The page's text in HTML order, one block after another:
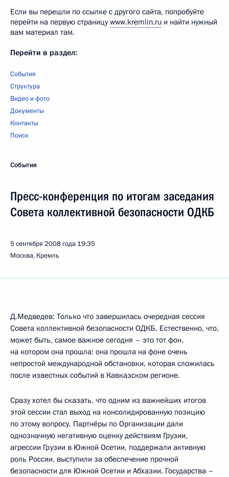
Если вы перешли по ссылке с другого сайта, попробуйте
перейти на первую страницуwww.kremlin.ru и найти нужный
вам материал там.
Перейти в раздел:
События
Структура
Видео и фото
Документы
Контакты
Поиск
События
Пресс-конференция по итогам заседания
Совета коллективной безопасности ОДКБ
5 сентября 2008 года 19:35
Москва, Кремль
Д.Медведев: Только что завершилась очередная сессия
Совета коллективной безопасности ОДКБ. Естественно, что,
может быть, самое важное сегодня – это тот фон,
на котором она прошла: она прошла на фоне очень
непростой международной обстановки, которая сложилась
после известных событий в Кавказском регионе.
Сразу хотел бы сказать, что одним из важнейших итогов
этой сессии стал выход на консолидированную позицию
по этому вопросу. Партнёры по Организации дали
однозначную негативную оценку действиям Грузии,
агрессии Грузии в Южной Осетии, поддержали активную
роль России, выступили за обеспечение прочной
безопасности для Южной Осетии и Абхазии. Государства –